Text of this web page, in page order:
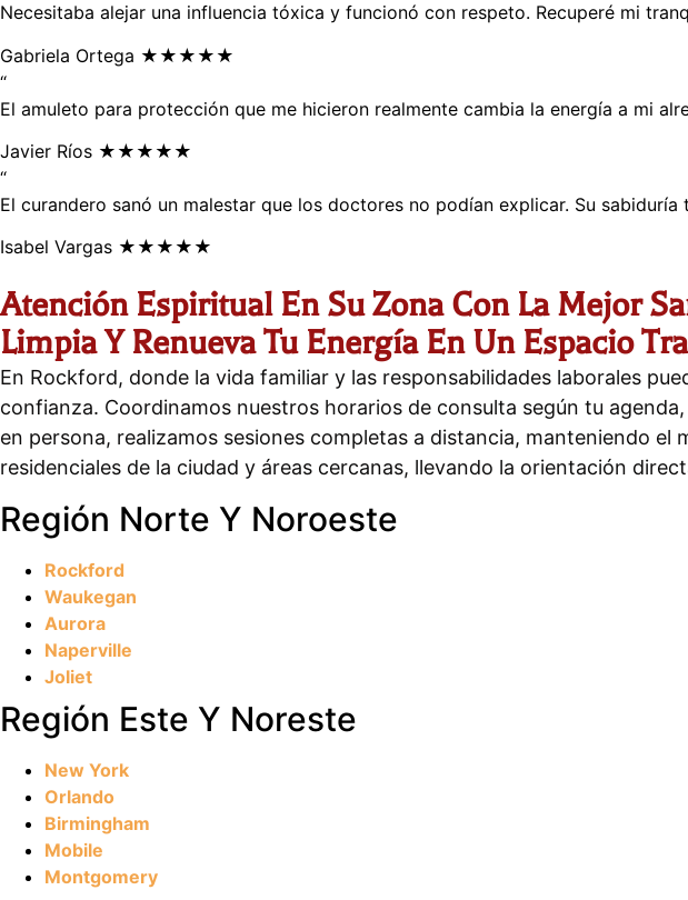
Necesitaba alejar una influencia tóxica y funcionó con respeto. Recuperé mi
Gabriela Ortega ★★★★★
“
El amuleto para protección que me hicieron realmente cambia la energía a mi
Javier Ríos ★★★★★
“
El curandero sanó un malestar que los doctores no podían explicar. Su
Isabel Vargas ★★★★★
Atención Espiritual En Su Zona Con La Mejor
Limpia Y Renueva Tu Energía En Un Espacio
En Rockford, donde la vida familiar y las responsabilidades laborales
confianza. Coordinamos nuestros horarios de consulta según tu
en persona, realizamos sesiones completas a distancia, manteniendo
residenciales de la ciudad y áreas cercanas, llevando la orientación
Región Norte Y Noroeste
Rockford
Waukegan
Aurora
Naperville
Joliet
Región Este Y Noreste
New York
Orlando
Birmingham
Mobile
Montgomery